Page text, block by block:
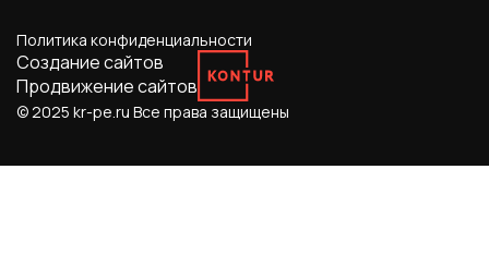
Политика конфиденциальности
Создание сайтов
Продвижение сайтов
© 2025 kr-pe.ru Все права защищены